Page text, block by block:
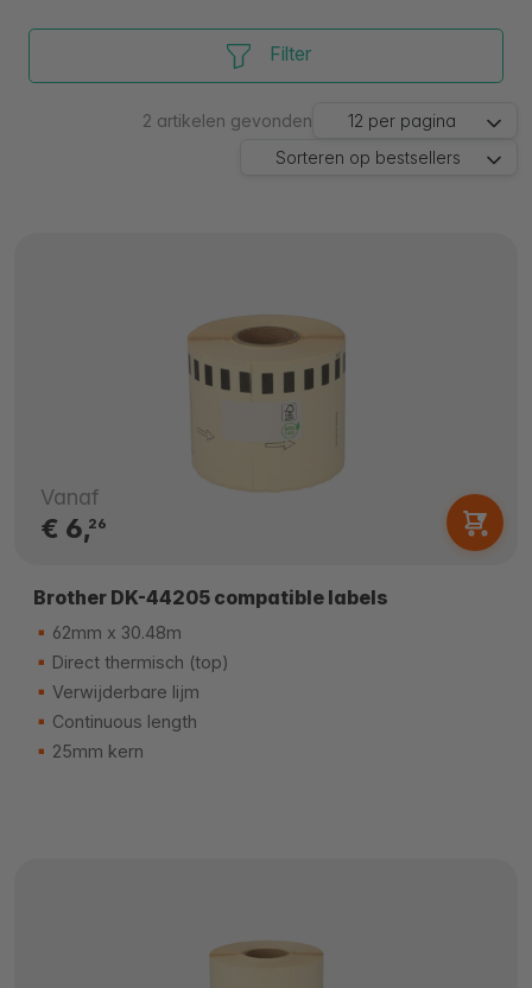
Filter
2 artikelen gevonden 12 per pagina
Sorteren op bestsellers
Vanaf
€ 6,26
Brother DK-44205 compatible labels
62mm x 30.48m
Direct thermisch (top)
Verwijderbare lijm
Continuous length
25mm kern